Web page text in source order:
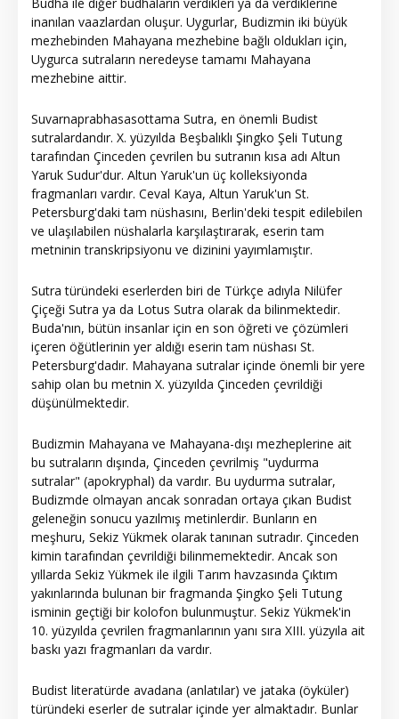
inanılan vaazlardan oluşur. Uygurlar, Budizmin iki büyük
mezhebinden Mahayana mezhebine bağlı oldukları için,
Uygurca sutraların neredeyse tamamı Mahayana
mezhebine aittir.
Suvarnaprabhasasottama Sutra, en önemli Budist
sutralardandır. X. yüzyılda Beşbalıklı Şingko Şeli Tutung
tarafından Çinceden çevrilen bu sutranın kısa adı Altun
Yaruk Sudur'dur. Altun Yaruk'un üç kolleksiyonda
fragmanları vardır. Ceval Kaya, Altun Yaruk'un St.
Petersburg'daki tam nüshasını, Berlin'deki tespit edilebilen
ve ulaşılabilen nüshalarla karşılaştırarak, eserin tam
metninin transkripsiyonu ve dizinini yayımlamıştır.
Sutra türündeki eserlerden biri de Türkçe adıyla Nilüfer
Çiçeği Sutra ya da Lotus Sutra olarak da bilinmektedir.
Buda'nın, bütün insanlar için en son öğreti ve çözümleri
içeren öğütlerinin yer aldığı eserin tam nüshası St.
Petersburg'dadır. Mahayana sutralar içinde önemli bir yere
sahip olan bu metnin X. yüzyılda Çinceden çevrildiği
düşünülmektedir.
Budizmin Mahayana ve Mahayana-dışı mezheplerine ait
bu sutraların dışında, Çinceden çevrilmiş "uydurma
sutralar" (apokryphal) da vardır. Bu uydurma sutralar,
Budizmde olmayan ancak sonradan ortaya çıkan Budist
geleneğin sonucu yazılmış metinlerdir. Bunların en
meşhuru, Sekiz Yükmek olarak tanınan sutradır. Çinceden
kimin tarafından çevrildiği bilinmemektedir. Ancak son
yıllarda Sekiz Yükmek ile ilgili Tarım havzasında Çıktım
yakınlarında bulunan bir fragmanda Şingko Şeli Tutung
isminin geçtiği bir kolofon bulunmuştur. Sekiz Yükmek'in
10. yüzyılda çevrilen fragmanlarının yanı sıra XIII. yüzyıla ait
baskı yazı fragmanları da vardır.
Budist literatürde avadana (anlatılar) ve jataka (öyküler)
türündeki eserler de sutralar içinde yer almaktadır. Bunlar